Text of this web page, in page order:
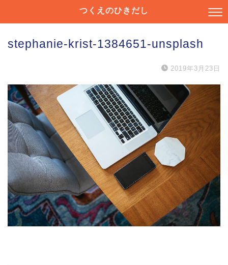
つくえのひきだし
stephanie-krist-1384651-unsplash
2019年3月23日